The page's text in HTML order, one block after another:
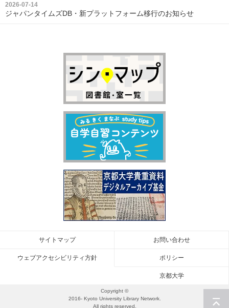
2026-07-14
ジャパンタイムズDB・新プラットフォーム移行のお知らせ
お問い合わせ
サイトマップ
ポリシー
ウェブアクセシビリティ方針
京都大学
Copyright ©
2016- Kyoto University Library Network.
All rights reserved.